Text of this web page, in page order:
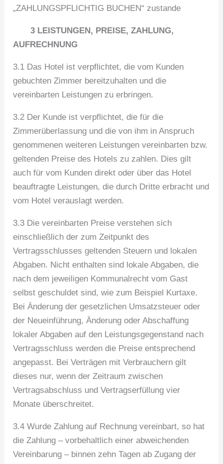
„ZAHLUNGSPFLICHTIG BUCHEN“ zustande
3 LEISTUNGEN, PREISE, ZAHLUNG,
AUFRECHNUNG
3.1 Das Hotel ist verpflichtet, die vom Kunden
gebuchten Zimmer bereitzuhalten und die
vereinbarten Leistungen zu erbringen.
3.2 Der Kunde ist verpflichtet, die für die
Zimmerüberlassung und die von ihm in Anspruch
genommenen weiteren Leistungen vereinbarten bzw.
geltenden Preise des Hotels zu zahlen. Dies gilt
auch für vom Kunden direkt oder über das Hotel
beauftragte Leistungen, die durch Dritte erbracht und
vom Hotel verauslagt werden.
3.3 Die vereinbarten Preise verstehen sich
einschließlich der zum Zeitpunkt des
Vertragsschlusses geltenden Steuern und lokalen
Abgaben. Nicht enthalten sind lokale Abgaben, die
nach dem jeweiligen Kommunalrecht vom Gast
selbst geschuldet sind, wie zum Beispiel Kurtaxe.
Bei Änderung der gesetzlichen Umsatzsteuer oder
der Neueinführung, Änderung oder Abschaffung
lokaler Abgaben auf den Leistungsgegenstand nach
Vertragsschluss werden die Preise entsprechend
angepasst. Bei Verträgen mit Verbrauchern gilt
dieses nur, wenn der Zeitraum zwischen
Vertragsabschluss und Vertragserfüllung vier
Monate überschreitet.
3.4 Wurde Zahlung auf Rechnung vereinbart, so hat
die Zahlung – vorbehaltlich einer abweichenden
Vereinbarung – binnen zehn Tagen ab Zugang der